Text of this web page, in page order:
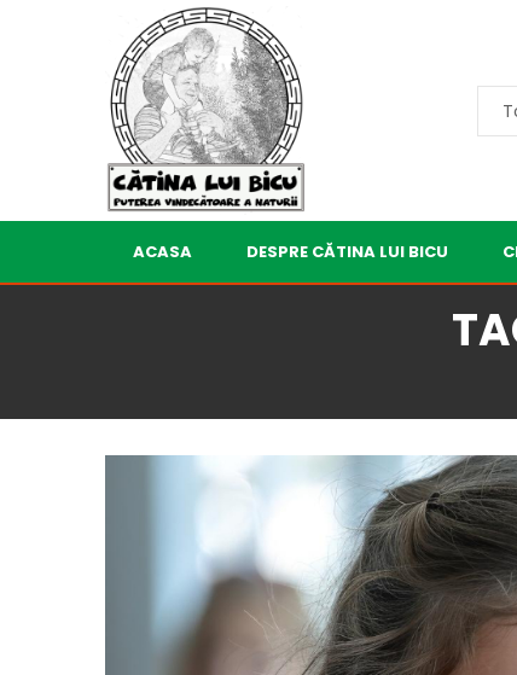
ACASA DESPRE CĂTINA LUI BICU